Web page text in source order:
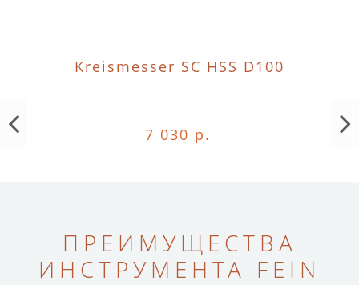
Kreismesser SC HSS D100
7 030 р.
ПРЕИМУЩЕСТВА
ИНСТРУМЕНТА FEIN